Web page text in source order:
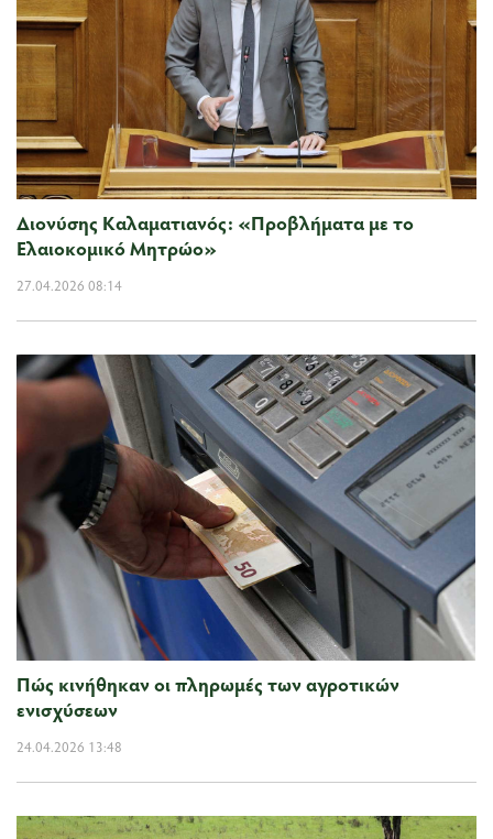
Διονύσης Καλαματιανός: «Προβλήματα με το
Ελαιοκομικό Μητρώο»
27.04.2026 08:14
Πώς κινήθηκαν οι πληρωμές των αγροτικών
ενισχύσεων
24.04.2026 13:48